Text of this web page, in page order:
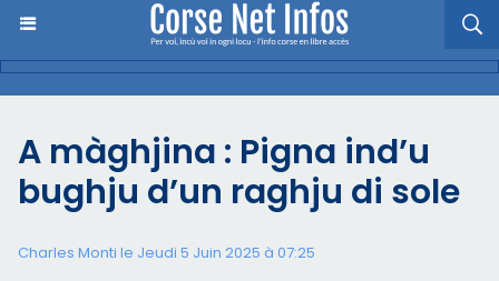
A màghjina : Pigna ind’u
bughju d’un raghju di sole
Charles Monti le Jeudi 5 Juin 2025 à 07:25